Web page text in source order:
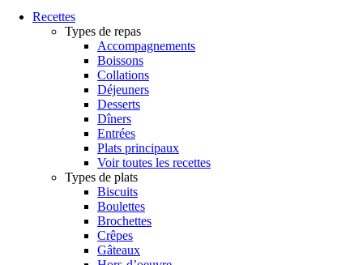
Recettes
Types de repas
Accompagnements
Boissons
Collations
Déjeuners
Desserts
Dîners
Entrées
Plats principaux
Voir toutes les recettes
Types de plats
Biscuits
Boulettes
Brochettes
Crêpes
Gâteaux